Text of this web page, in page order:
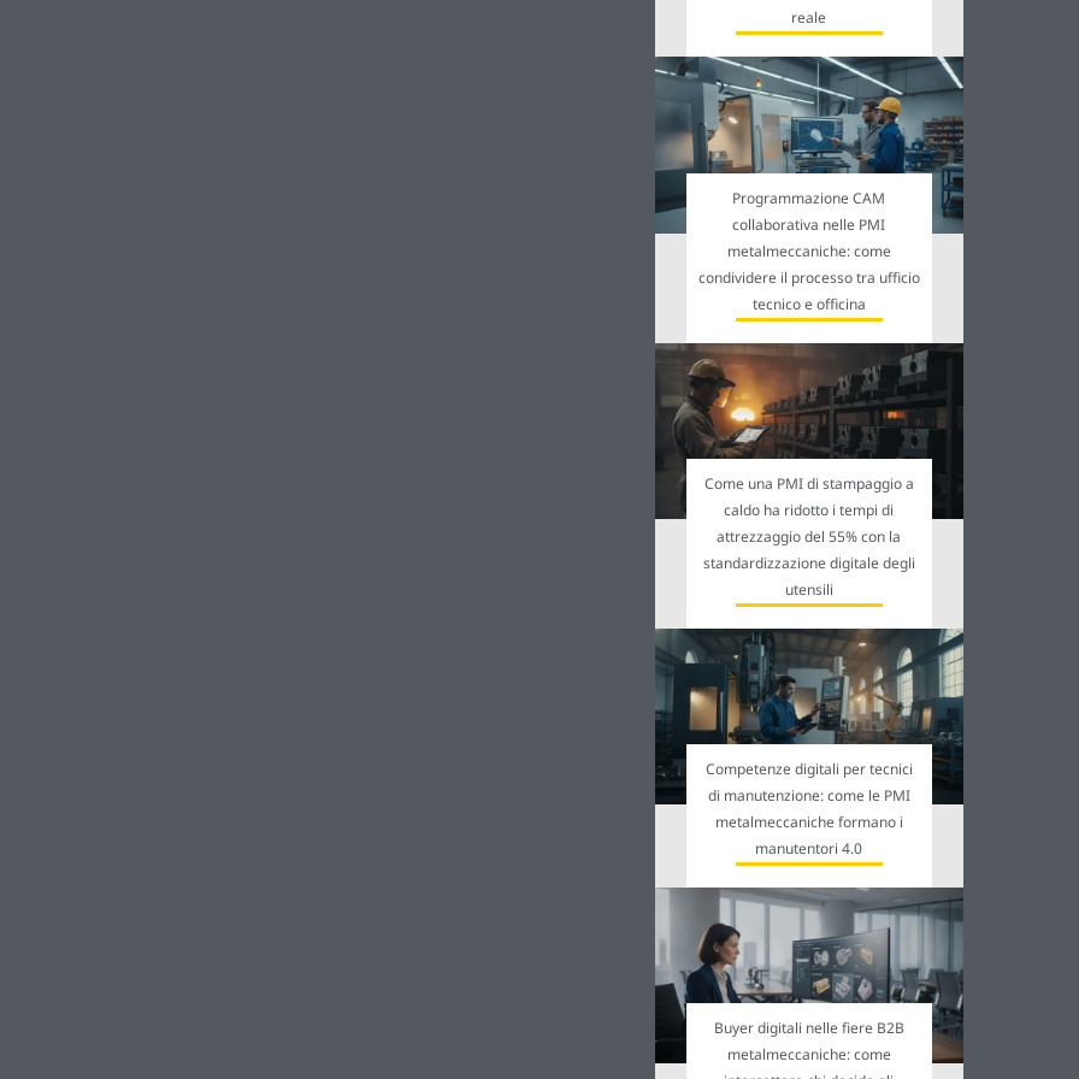
reale
Programmazione CAM
collaborativa nelle PMI
metalmeccaniche: come
condividere il processo tra ufficio
tecnico e officina
Come una PMI di stampaggio a
caldo ha ridotto i tempi di
attrezzaggio del 55% con la
standardizzazione digitale degli
utensili
Competenze digitali per tecnici
di manutenzione: come le PMI
metalmeccaniche formano i
manutentori 4.0
Buyer digitali nelle fiere B2B
metalmeccaniche: come